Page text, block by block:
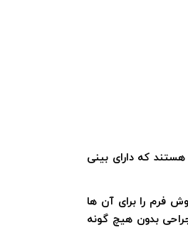
که دارای بینی
فرم را برای آن ها
بدون هیچ گونه